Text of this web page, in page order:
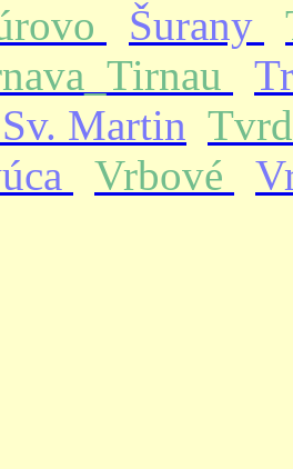
Šurany
Martin
Vrbové